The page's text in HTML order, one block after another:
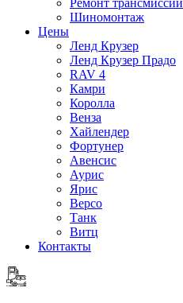
Ремонт трансмиссии
Шиномонтаж
Цены
Ленд Крузер
Ленд Крузер Прадо
RAV 4
Камри
Королла
Венза
Хайлендер
Фортунер
Авенсис
Аурис
Ярис
Версо
Танк
Витц
Контакты